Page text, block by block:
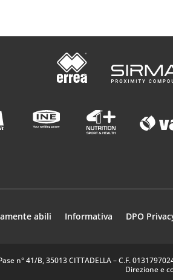
abili Informativa DPO
n° 41/B, 35013 CITTADELLA – C.F.
Direzione e